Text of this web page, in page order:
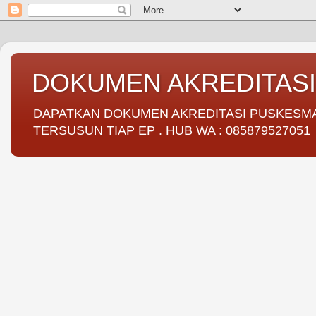
DOKUMEN
DAPATKAN DOKUMEN AKREDITASI
TERSUSUN TIAP EP . HUB WA : 085879527051